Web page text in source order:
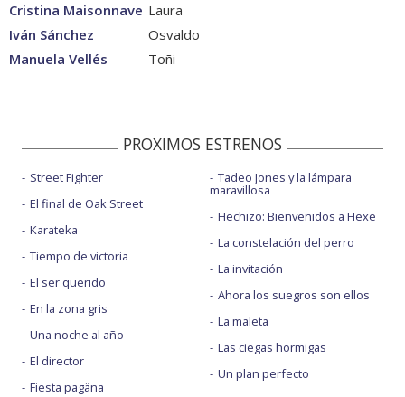
Cristina Maisonnave Laura
Iván Sánchez
Osvaldo
Manuela Vellés
Toñi
PROXIMOS ESTRENOS
Street Fighter
El final de Oak Street
Karateka
Tiempo de victoria
El ser querido
En la zona gris
Una noche al año
El director
Fiesta pagäna
Tadeo Jones y la lámpara
maravillosa
Hechizo: Bienvenidos a Hexe
La constelación del perro
La invitación
Ahora los suegros son ellos
La maleta
Las ciegas hormigas
Un plan perfecto